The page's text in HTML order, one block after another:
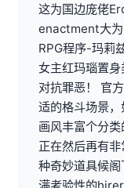
这为国边庞佬
enactment大为
RPG程序-玛莉
女主红玛瑙置
对抗罪恶！ 官
适的格斗场景
画风丰富个分
正在然后再有
种奇妙道具候